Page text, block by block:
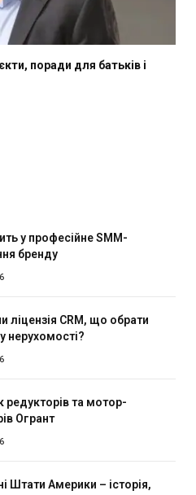
поради для батьків і
у професійне SMM-
бренду
ліцензія CRM, що обрати
нерухомості?
редукторів та мотор-
Огрант
Штати Америки – історія,